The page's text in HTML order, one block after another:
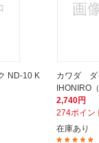
ND-10 K
カワダ ダ
IHONIRO
2,740円
274ポイン
在庫あり